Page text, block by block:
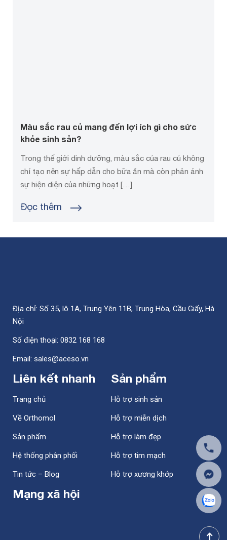
Màu sắc rau củ mang đến lợi ích gì cho sức
khỏe sinh sản?
Trong thế giới dinh dưỡng, màu sắc của rau củ không
chỉ tạo nên sự hấp dẫn cho bữa ăn mà còn phản ánh
sự hiện diện của những hoạt […]
Đọc thêm
Địa chỉ: Số 35, lô 1A, Trung Yên 11B, Trung Hòa, Cầu Giấy, Hà
Nội
Số điện thoại: 0832 168 168
Email: sales@aceso.vn
Liên kết nhanh
Trang chủ
Về Orthomol
Sản phẩm
Hệ thống phân phối
Tin tức – Blog
Sản phẩm
Hỗ trợ sinh sản
Hỗ trợ miễn dịch
Hỗ trợ làm đẹp
Hỗ trợ tim mạch
Hỗ trợ xương khớp
Mạng xã hội